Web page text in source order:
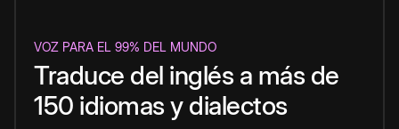
VOZ PARA EL 99% DEL MUNDO
Traduce del inglés a más de
150 idiomas y dialectos